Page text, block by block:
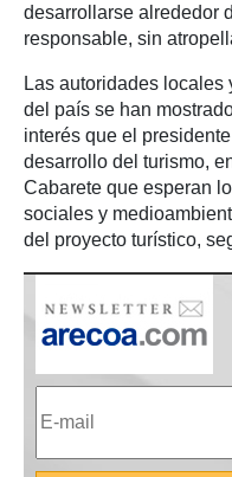
desarrollarse alrededor
responsable, sin
Las autoridades
del país se han
interés que el
desarrollo del turismo,
Cabarete que esperan
sociales y
del proyecto turístico,